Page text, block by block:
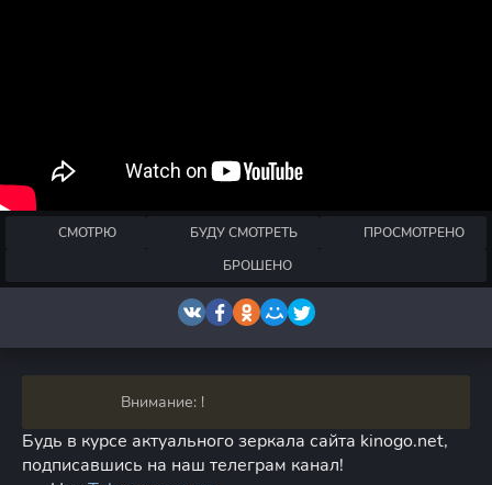
СМОТРЮ БУДУ СМОТРЕТЬ
ПРОСМОТРЕНО
БРОШЕНО
Внимание: !
Будь в курсе актуального зеркала сайта kinogo.net,
подписавшись на наш телеграм канал!